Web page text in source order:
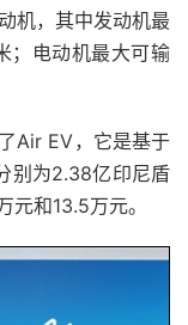
机，其中发动机最
；电动机最大可输
Air EV，它是基于
别为2.38亿印尼盾
和13.5万元。